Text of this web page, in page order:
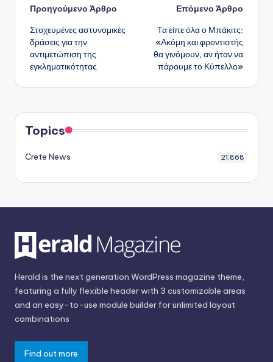
Πλοήγηση
δημοσιεύσεων
Προηγούμενο Άρθρο
Στοχευμένες αστυνομικές
δράσεις για την
αντιμετώπιση της
εγκληματικότητας
Επόμενο Άρθρο
Τα είπε όλα ο Μπάκιτς:
«Ακόμη και φροντιστής
θα γινόμουν, αν ήταν να
πάρουμε το Κύπελλο»
Topics
Crete News 21,868
Herald is the next generation WordPress magazine theme,
featuring a fully flexible header with 3 customizable areas
and an easy-to-use module builder for unlimited layout
combinations
Find out more